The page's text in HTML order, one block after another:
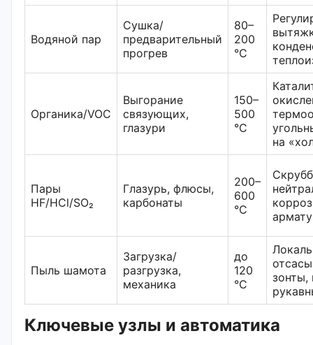
Водяной пар
Сушка/
предварительный
прогрев
80–
200
°C
Органика/VOC
Выгорание
связующих,
глазури
150–
500
°C
на
Пары
HF/HCl/SO₂
Глазурь, флюсы,
карбонаты
200–
600
°C
Пыль шамота
Загрузка/
разгрузка,
механика
до
120
°C
зонты,
Ключевые узлы и автоматика